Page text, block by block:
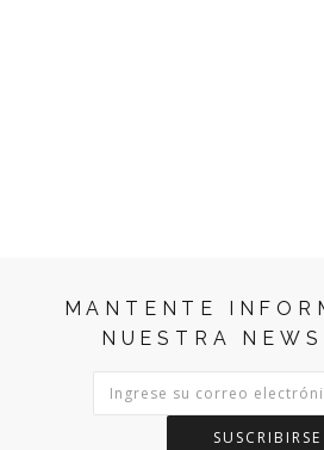
MANTENTE
NUESTRA
SUSCRIBIRSE